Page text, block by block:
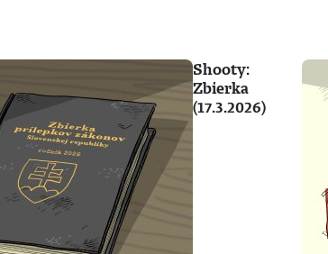
Shooty:
Zbierka
(17.3.2026)